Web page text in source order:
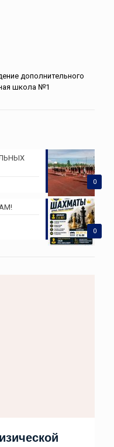
дополнительного
школа №1
0
0